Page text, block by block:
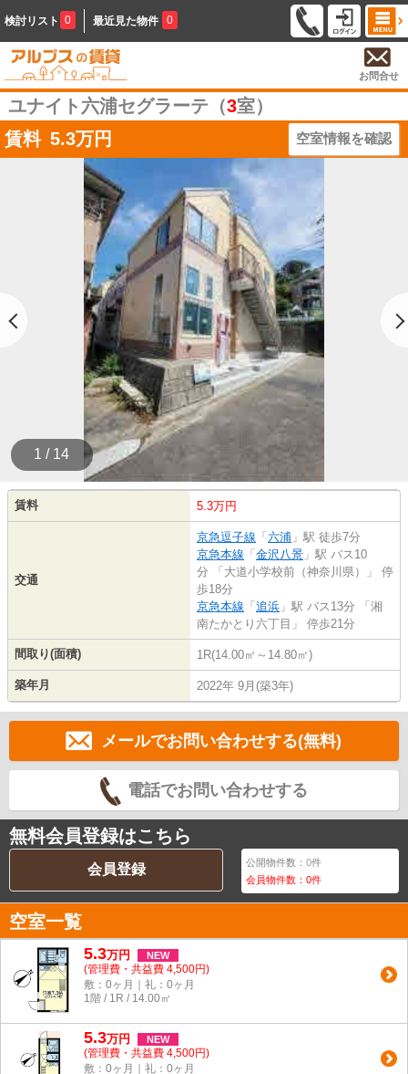
検討リスト 0 最近見た物件 0
お問合せ
ユナイト六浦セグラーテ（3室）
賃料 5.3万円 空室情報を確認
1 / 14
賃料 5.3万円
交通
京急逗子線 「 六浦 」駅 徒歩7分
京急本線 「 金沢八景 」駅 バス10
分 「大道小学校前（神奈川県）」 停
歩18分
京急本線 「 追浜 」駅 バス13分 「湘
南たかとり六丁目」 停歩21分
間取り(面積) 1R(14.00㎡～14.80㎡)
築年月 2022年 9月(築3年)
メールでお問い合わせする(無料)
電話でお問い合わせする
無料会員登録はこちら
会員登録 公開物件数：0件
会員物件数：0件
空室一覧
5.3万円 NEW
(管理費・共益費 4,500円)
敷：0ヶ月｜礼：0ヶ月
1階 / 1R / 14.00㎡
5.3万円 NEW
(管理費・共益費 4,500円)
敷：0ヶ月｜礼：0ヶ月